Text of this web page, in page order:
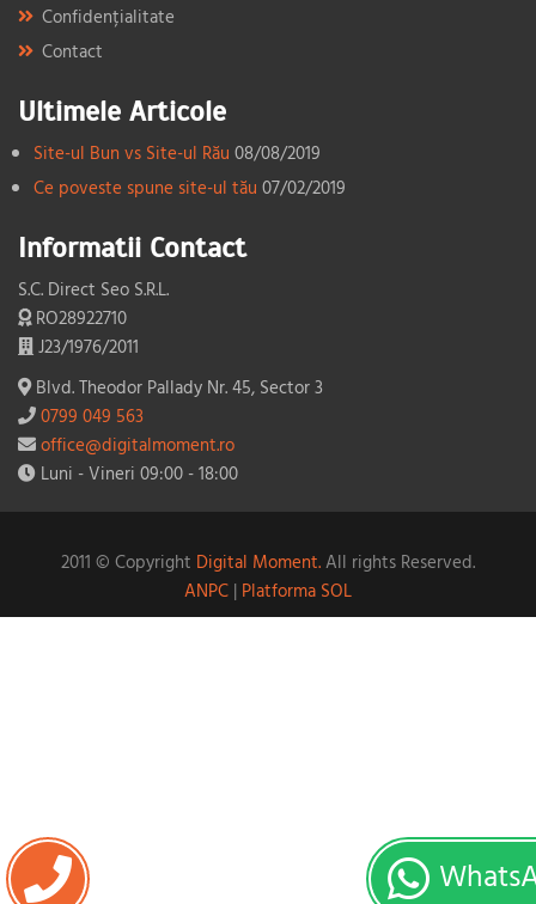
Confidențialitate
Contact
Ultimele Articole
Site-ul Bun vs Site-ul Rău 08/08/2019
Ce poveste spune site-ul tău 07/02/2019
Informatii Contact
S.C. Direct Seo S.R.L.
RO28922710
J23/1976/2011
Blvd. Theodor Pallady Nr. 45, Sector 3
0799 049 563
office@digitalmoment.ro
Luni - Vineri 09:00 - 18:00
2011 © Copyright Digital Moment.All rights Reserved.
ANPC | Platforma SOL